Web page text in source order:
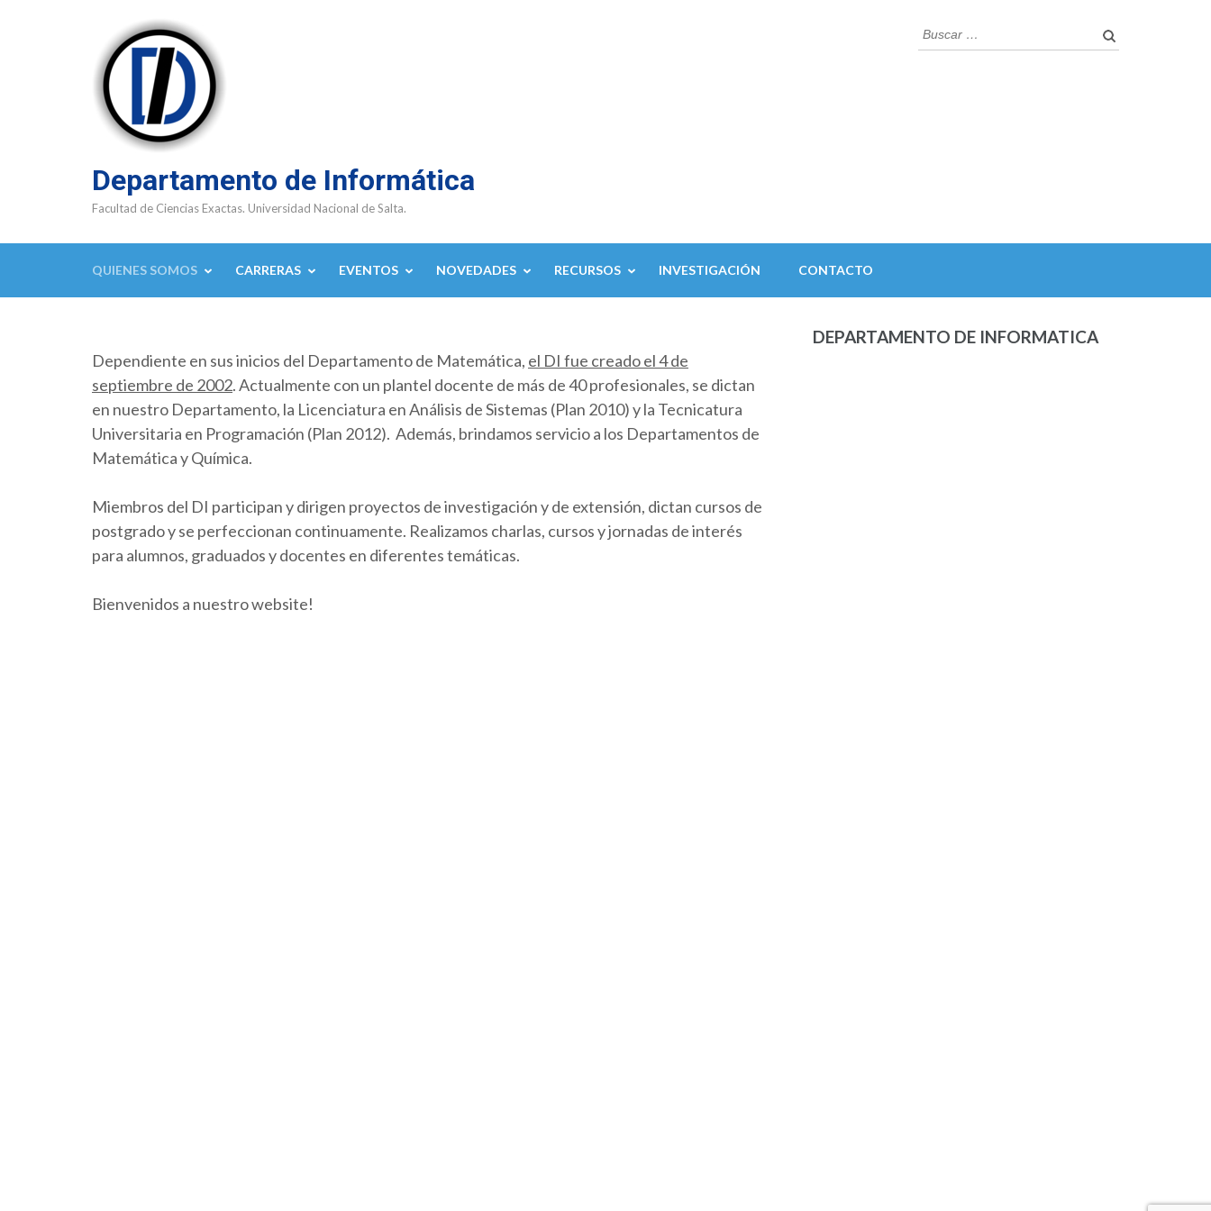
Departamento de Informática
Facultad de Ciencias Exactas. Universidad Nacional de Salta.
Buscar:
QUIENES SOMOS CARRERAS EVENTOS NOVEDADES RECURSOS INVESTIGACIÓN CONTACTO
Dependiente en sus inicios del Departamento de Matemática, el DI fue creado el 4 de
septiembre de 2002. Actualmente con un plantel docente de más de 40 profesionales, se dictan
en nuestro Departamento, la Licenciatura en Análisis de Sistemas (Plan 2010) y la Tecnicatura
Universitaria en Programación (Plan 2012). Además, brindamos servicio a los Departamentos de
Matemática y Química.
Miembros del DI participan y dirigen proyectos de investigación y de extensión, dictan cursos de
postgrado y se perfeccionan continuamente. Realizamos charlas, cursos y jornadas de interés
para alumnos, graduados y docentes en diferentes temáticas.
Bienvenidos a nuestro website!
DEPARTAMENTO DE INFORMATICA